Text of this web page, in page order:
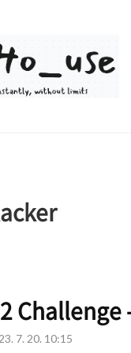
Ho_use
7. 20. 10:15